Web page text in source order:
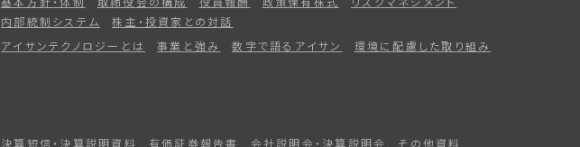
内部統制システム
株主・投資家との対話
アイサンテクノロジーとは 事業と強み 数字で語るアイサン
環境に配慮した取り組み
決算短信・決算説明資料 有価証券報告書 会社説明会・決算説明会
その他資料